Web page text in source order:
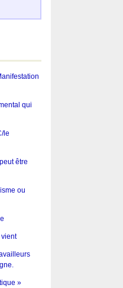
qui
le
être
ou
»